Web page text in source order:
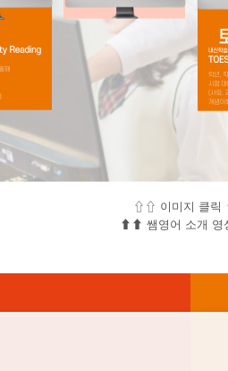
⇧⇧ 이미지 클
⬆︎⬆︎ 쌤영어 소개